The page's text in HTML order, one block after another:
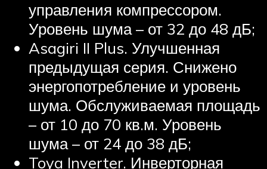
управления компрессором.
Уровень шума – от 32 до 48 дБ;
Asagiri II Plus. Улучшенная
предыдущая серия. Снижено
энергопотребление и уровень
шума. Обслуживаемая площадь
– от 10 до 70 кв.м. Уровень
шума – от 24 до 38 дБ;
Toya Inverter. Инверторная